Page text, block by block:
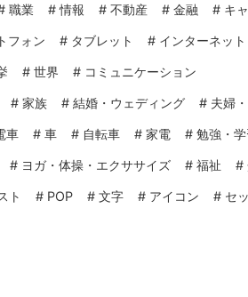
職業 #情報 # 不動産 # 金融 # キ
フォン # タブレット # インターネット
# 世界 # コミュニケーション
# 家族 # 結婚・ウェディング # 夫婦
車 # 車 # 自転車 # 家電 # 勉強・学
# ヨガ・体操・エクササイズ # 福祉 #
ト # POP # 文字 # アイコン # セ